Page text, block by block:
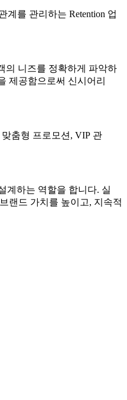
계를 관리하는 Retention 업
의 니즈를 정확하게 파악하
제공함으로써 신시어리
맞춤형 프로모션, VIP 관
계하는 역할을 합니다. 실
랜드 가치를 높이고, 지속적